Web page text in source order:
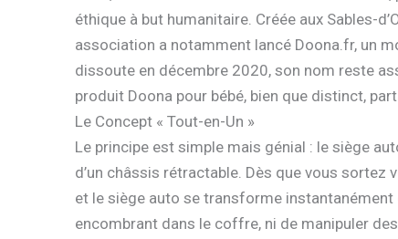
éthique à but humanitaire. Créée aux Sables-
association a notamment lancé Doona.fr, un
dissoute en décembre 2020, son nom reste
produit Doona pour bébé, bien que distinct,
Le Concept « Tout-en-Un »
Le principe est simple mais génial : le siège
d’un châssis rétractable. Dès que vous sortez
et le siège auto se transforme
encombrant dans le coffre, ni de manipuler